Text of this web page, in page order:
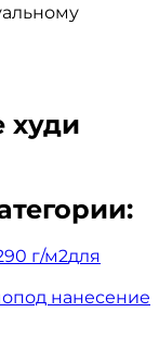
худи
г/м2для
под нанесение